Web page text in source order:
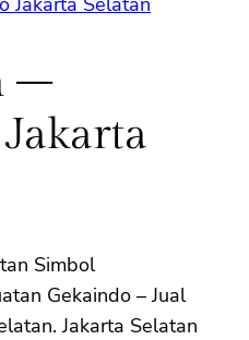
–
Simbol
Gekaindo – Jual
Jakarta Selatan